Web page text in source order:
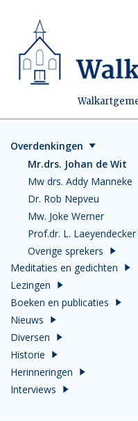
Overdenkingen
Mr.drs. Johan de Wit
Mw drs. Addy Manneke
Dr. Rob Nepveu
Mw. Joke Werner
Prof.dr. L. Laeyendecker
Overige sprekers
Meditaties en gedichten
Lezingen
Boeken en publicaties
Nieuws
Diversen
Historie
Herinneringen
Interviews